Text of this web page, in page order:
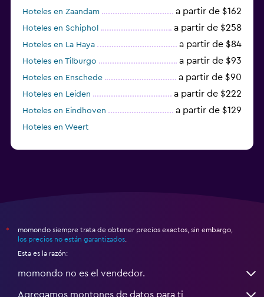
Hoteles en Zaandam a partir de $162
Hoteles en Schiphol a partir de $258
Hoteles en La Haya a partir de $84
Hoteles en Tilburgo a partir de $93
Hoteles en Enschede a partir de $90
Hoteles en Leiden a partir de $222
Hoteles en Eindhoven a partir de $129
Hoteles en Weert
*
momondo siempre trata de obtener precios exactos, sin embargo,
los precios no están garantizados
Esta es la razón:
momondo no es el vendedor.
Agregamos montones de datos para ti